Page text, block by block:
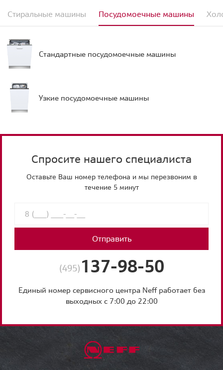
Стиральные машины Посудомоечные машины
Стандартные посудомоечные машины
Узкие посудомоечные машины
Спросите нашего специалиста
Оставьте Ваш номер телефона и мы перезвоним в
течение 5 минут
Отправить
(495) 137-98-50
Единый номер сервисного центра Neff работает без
выходных с 7:00 до 22:00